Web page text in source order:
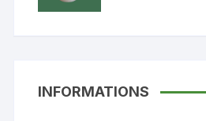
INFORMATIONS